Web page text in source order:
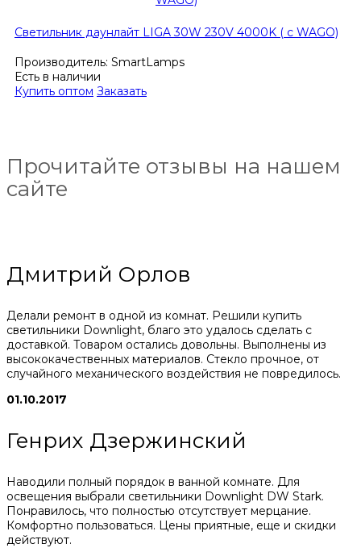
Светильник даунлайт LIGA 30W 230V 4000K ( с WAGO)
Производитель: SmartLamps
Есть в наличии
Купить оптом Заказать
Прочитайте отзывы на нашем
сайте
Дмитрий Орлов
Делали ремонт в одной из комнат. Решили купить
светильники Downlight, благо это удалось сделать с
доставкой. Товаром остались довольны. Выполнены из
высококачественных материалов. Стекло прочное, от
случайного механического воздействия не повредилось.
01.10.2017
Генрих Дзержинский
Наводили полный порядок в ванной комнате. Для
освещения выбрали светильники Downlight DW Stark.
Понравилось, что полностью отсутствует мерцание.
Комфортно пользоваться. Цены приятные, еще и скидки
действуют.